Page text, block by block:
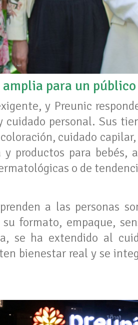
para un
y Preunic
personal. Sus
cuidado
productos para bebés,
o de
a las personas
formato, empaque,
se ha extendido al
bienestar real y se